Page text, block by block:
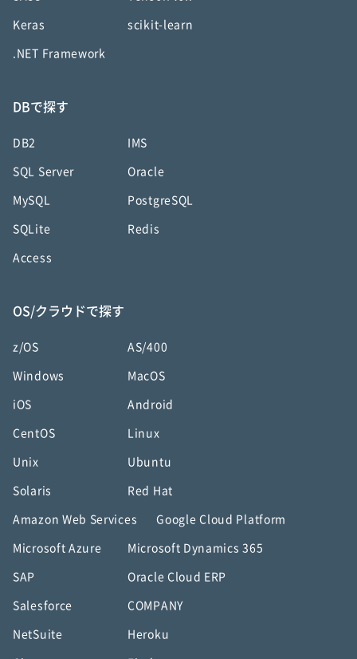
Keras scikit-learn
.NET Framework
DBで探す
DB2 IMS
SQL Server Oracle
MySQL PostgreSQL
SQLite Redis
Access
OS/クラウドで探す
z/OS AS/400
Windows MacOS
iOS Android
CentOS Linux
Unix Ubuntu
Solaris Red Hat
Amazon Web Services Google Cloud Platform
Microsoft Azure Microsoft Dynamics 365
SAP Oracle Cloud ERP
Salesforce COMPANY
NetSuite Heroku